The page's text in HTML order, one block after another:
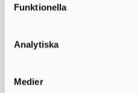
Funktionella
Analytiska
Medier
541 83 Skövde
Felanmälan dygnet runt:
E-post:skovdekommun@skovde.se